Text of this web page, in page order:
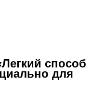
способ
для